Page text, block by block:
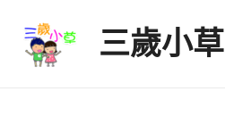
content
三歲小草